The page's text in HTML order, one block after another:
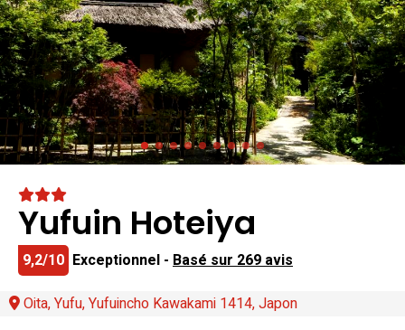
Yufuin Hoteiya
9,2/10 Exceptionnel - Basé sur 269 avis
Oita, Yufu, Yufuincho Kawakami 1414, Japon